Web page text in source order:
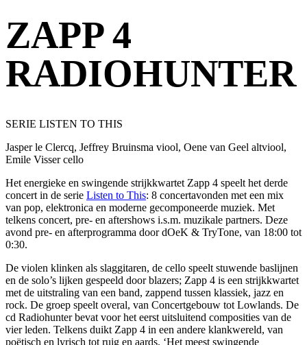
ZAPP 4
RADIOHUNTER
SERIE LISTEN TO THIS
Jasper le Clercq, Jeffrey Bruinsma viool, Oene van Geel altviool,
Emile Visser cello
Het energieke en swingende strijkkwartet Zapp 4 speelt het derde
concert in de serie Listen to This: 8 concertavonden met een mix
van pop, elektronica en moderne gecomponeerde muziek. Met
telkens concert, pre- en aftershows i.s.m. muzikale partners. Deze
avond pre- en afterprogramma door dOeK & TryTone, van 18:00 tot
0:30.
De violen klinken als slaggitaren, de cello speelt stuwende baslijnen
en de solo’s lijken gespeeld door blazers; Zapp 4 is een strijkkwartet
met de uitstraling van een band, zappend tussen klassiek, jazz en
rock. De groep speelt overal, van Concertgebouw tot Lowlands. De
cd Radiohunter bevat voor het eerst uitsluitend composities van de
vier leden. Telkens duikt Zapp 4 in een andere klankwereld, van
poëtisch en lyrisch tot ruig en aards. ‘Het meest swingende